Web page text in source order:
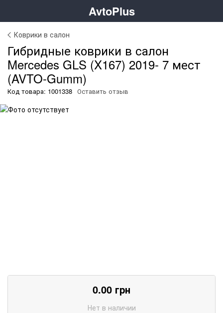
AvtoPlus
Коврики в салон
Гибридные коврики в салон
Mercedes GLS (X167) 2019- 7 мест
(AVTO-Gumm)
Код товара: 1001338 Оставить отзыв
0.00 грн
Нет в наличии